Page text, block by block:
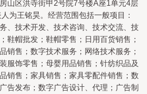
山区洪寺街甲2号院7号楼A座1单元4层
为王铭昊。经营范围包括一般项目：
、技术开发、技术咨询、技术交流、技
鞋帽批发；鞋帽零售；日用百货销售；
销售；数字技术服务；网络技术服务；
服饰零售；母婴用品销售；针纺织品及
销售；家具销售；家具零配件销售；数
告发布；数字广告设计、代理；广告制